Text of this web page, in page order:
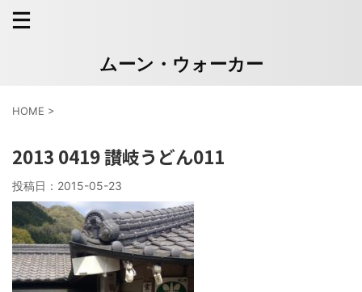
ムーン・ウォーカー
HOME >
2013 0419 讃岐うどん011
投稿日： 2015-05-23